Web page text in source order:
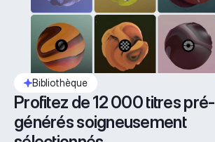
Bibliothèque
Profitez de 12 000 titres pré-
générés soigneusement